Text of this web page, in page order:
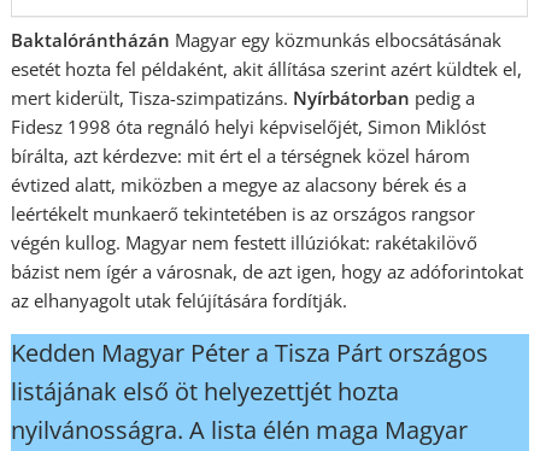
Baktalórántházán Magyar egy közmunkás elbocsátásának
esetét hozta fel példaként, akit állítása szerint azért küldtek el,
mert kiderült, Tisza-szimpatizáns. Nyírbátorban pedig a
Fidesz 1998 óta regnáló helyi képviselőjét, Simon Miklóst
bírálta, azt kérdezve: mit ért el a térségnek közel három
évtized alatt, miközben a megye az alacsony bérek és a
leértékelt munkaerő tekintetében is az országos rangsor
végén kullog. Magyar nem festett illúziókat: rakétakilövő
bázist nem ígér a városnak, de azt igen, hogy az adóforintokat
az elhanyagolt utak felújítására fordítják.
Kedden Magyar Péter a Tisza Párt országos
listájának első öt helyezettjét hozta
nyilvánosságra. A lista élén maga Magyar